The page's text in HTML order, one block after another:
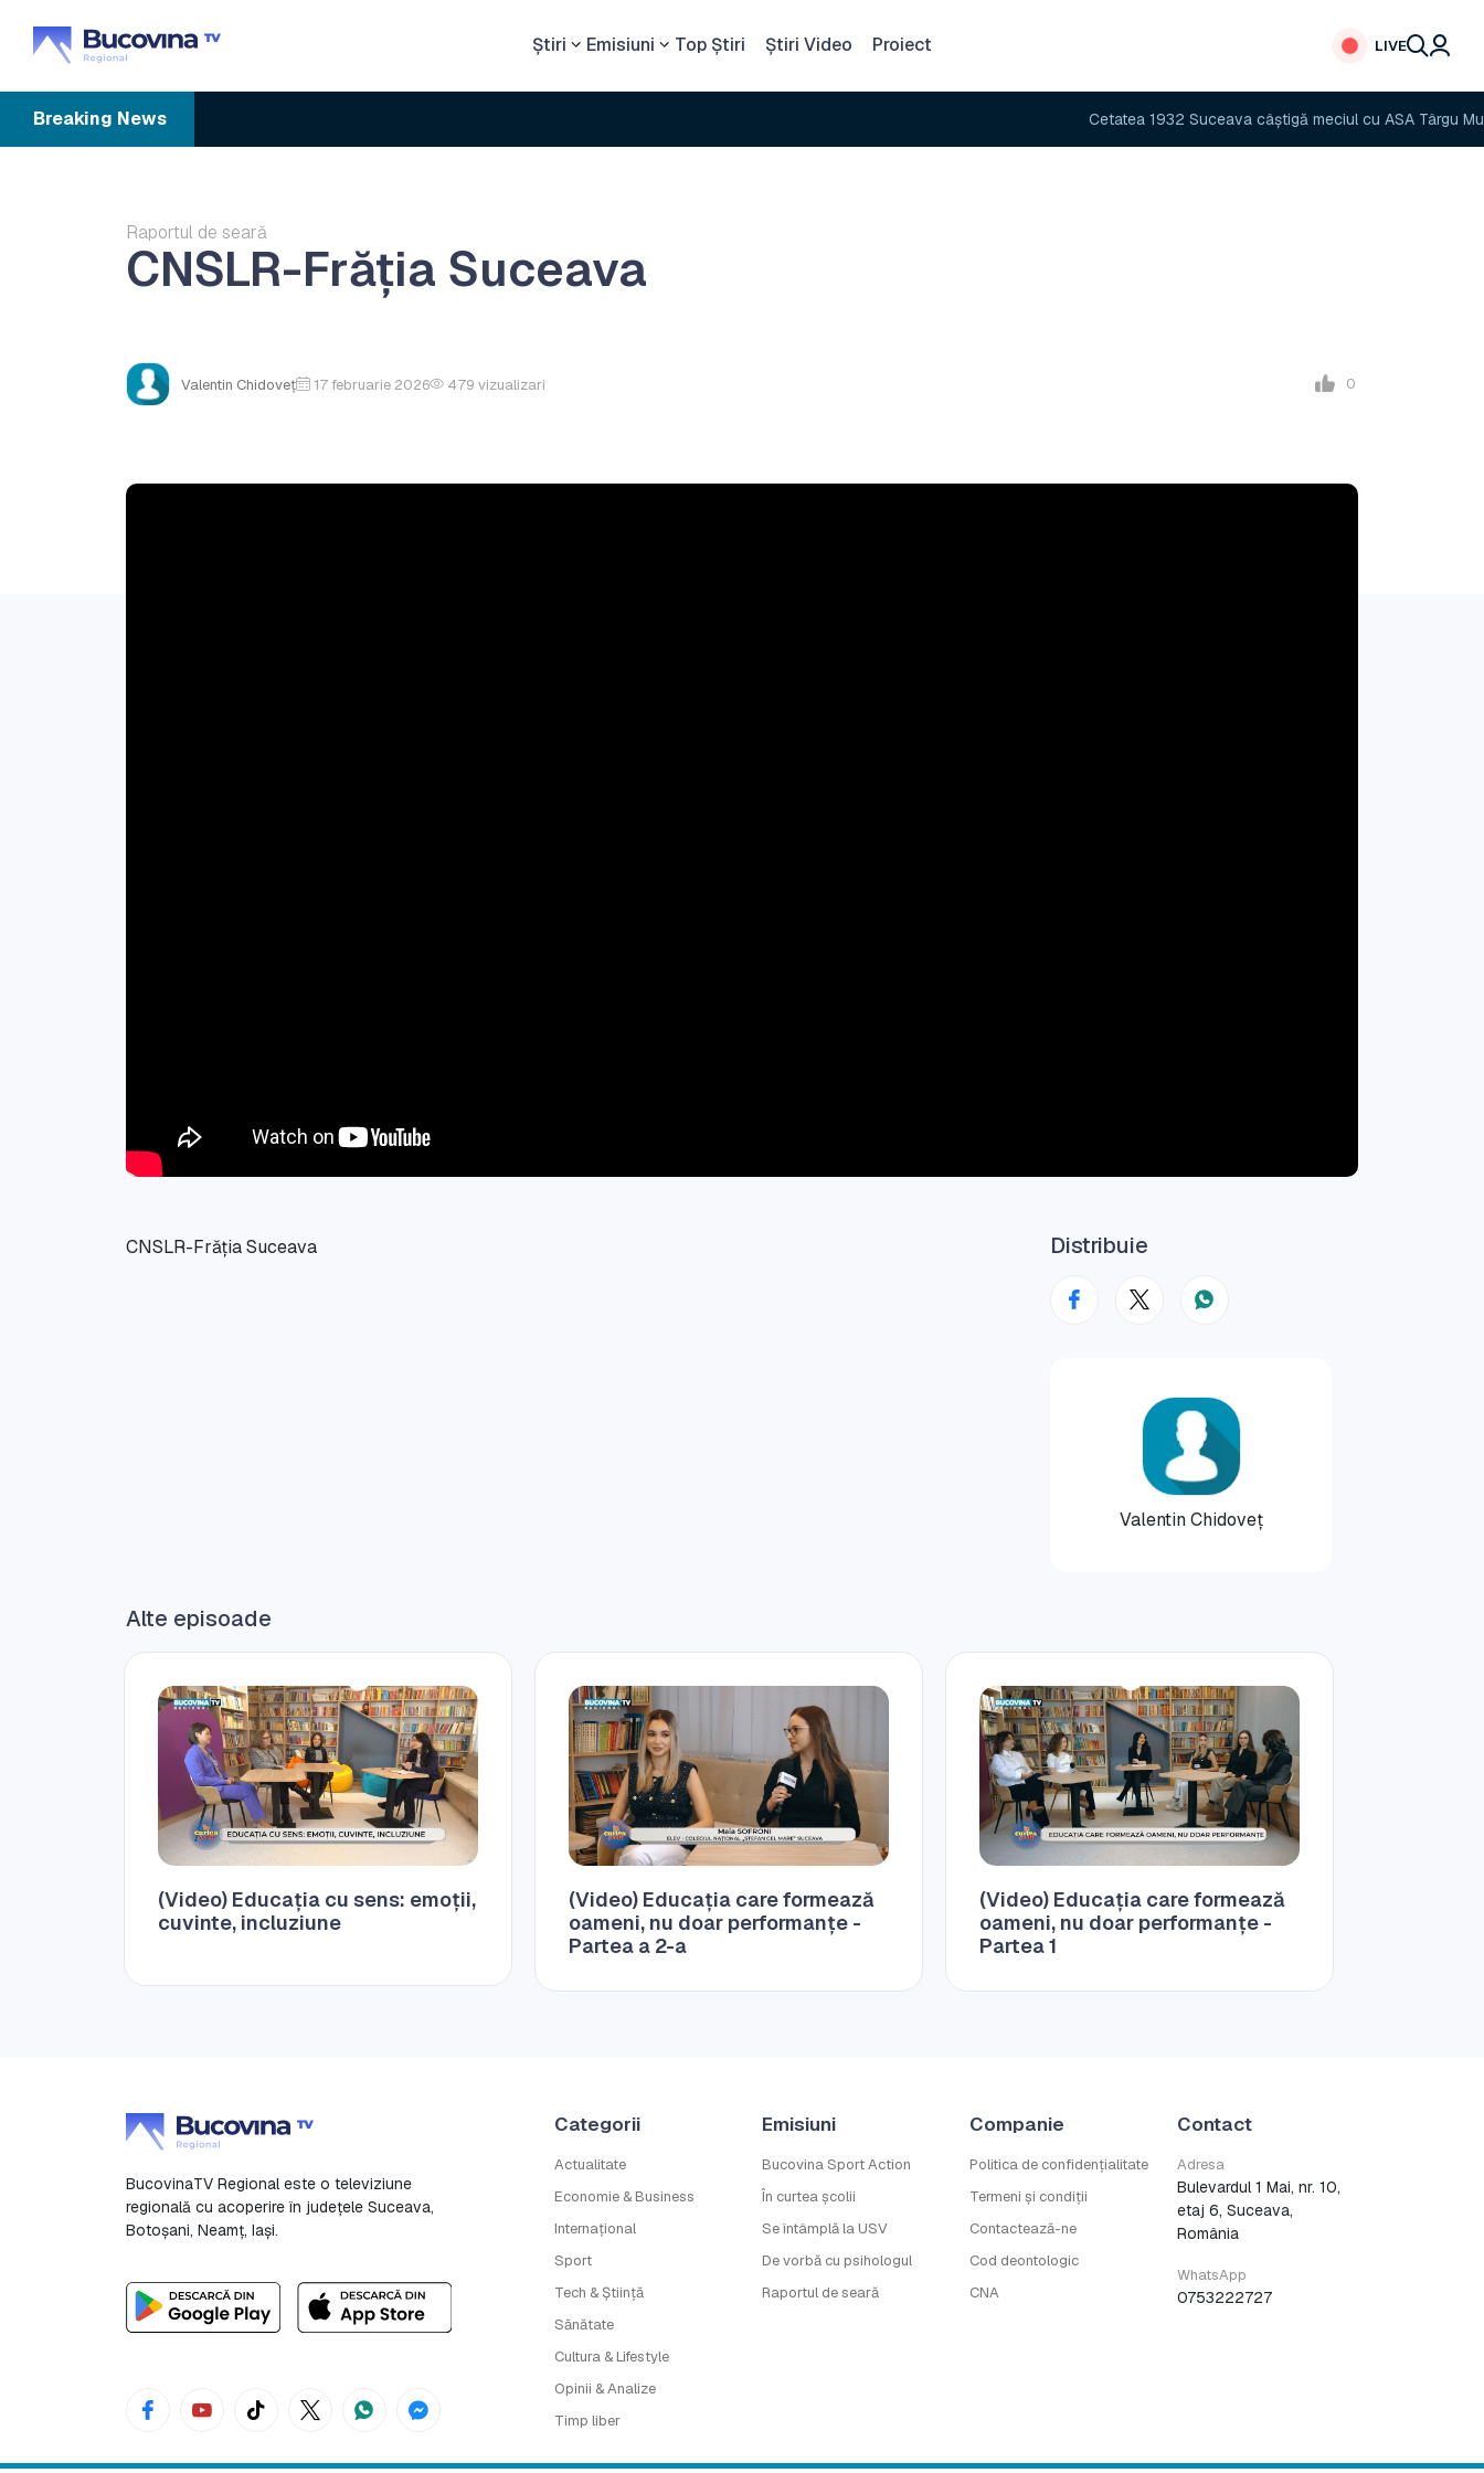
Știri Emisiuni Top Știri Știri Video Proiect LIVE
Breaking News Cetatea 1932 Suceava câștigă meciul cu ASA Târgu Mureș
Raportul de seară
CNSLR-Frăția Suceava
Valentin Chidoveț 17 februarie 2026 479 vizualizari 0
CNSLR-Frăția Suceava Distribuie
Valentin Chidoveț
Alte episoade
(Video) Educația cu sens: emoții,
cuvinte, incluziune
(Video) Educația care formează
oameni, nu doar performanțe -
Partea a 2-a
(Video) Educația care formează
oameni, nu doar performanțe -
Partea 1
BucovinaTV Regional este o televiziune
regională cu acoperire în județele Suceava,
Botoşani, Neamț, Iași.
Categorii
Actualitate
Economie & Business
Internațional
Sport
Tech & Știință
Sănătate
Cultura & Lifestyle
Opinii & Analize
Timp liber
Emisiuni
Bucovina Sport Action
În curtea școlii
Se întâmplă la USV
De vorbă cu psihologul
Raportul de seară
Companie
Politica de confidențialitate
Termeni și condiții
Contactează-ne
Cod deontologic
CNA
Contact
Adresa
Bulevardul 1 Mai, nr. 10,
etaj 6, Suceava,
România
WhatsApp
0753222727